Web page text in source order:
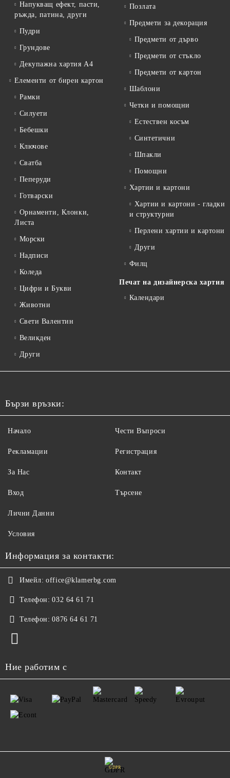
Напукващ ефект, пасти,
ръжда, патина, други
Пудри
Грундове
Декупажна хартия А4
Елементи от бирен картон
Рамки
Силуети
Бебешки
Ключове
Сватба
Пеперуди
Готварски
Орнаменти, Клонки,
Листа
Морски
Надписи
Коледа
Цифри и Букви
Животни
Свети Валентин
Великден
Други
Позлата
Предмети за декорация
Предмети от дърво
Предмети от стъкло
Предмети от картон
Шаблони
Четки и помощни
Естествен косъм
Синтетични
Шпакли
Помощни
Хартии и картони
Хартии и картони - гладки
и структурни
Перлени хартии и картони
Други
Филц
Печат на дизайнерска хартия
Календари
Бързи връзки:
Начало
Рекламации
За Нас
Вход
Чести Въпроси
Регистрация
Контакт
Търсене
Лични Данни
Условия
Информация за контакти:
Имейл: office@klamerbg.com
Телефон: 032 64 61 71
Телефон: 0876 64 61 71
Ние работим с
GDPR